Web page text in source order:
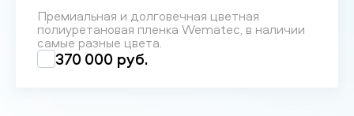
Премиальная и долговечная цветная
полиуретановая пленка Wematec, в наличии
самые разные цвета.
370 000 руб.